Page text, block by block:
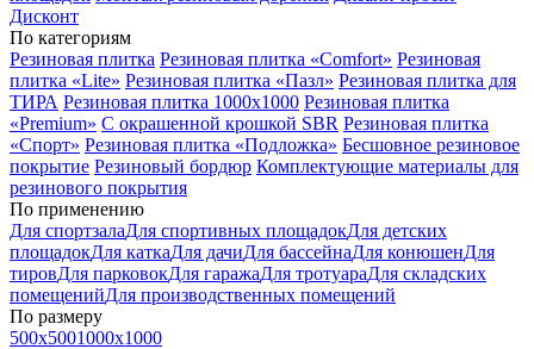
Дисконт
По категориям
Резиновая плитка Резиновая плитка «Comfort» Резиновая
плитка «Lite» Резиновая плитка «Пазл» Резиновая плитка для
ТИРА Резиновая плитка 1000x1000 Резиновая плитка
«Premium» С окрашенной крошкой SBR Резиновая плитка
«Спорт» Резиновая плитка «Подложка» Бесшовное резиновое
покрытие Резиновый бордюр Комплектующие материалы для
резинового покрытия
По применению
Для спортзалаДля спортивных площадокДля детских
площадокДля каткаДля дачиДля бaссейнаДля конюшенДля
тировДля парковокДля гаражаДля тротуараДля складских
помещенийДля производственных помещений
По размеру
500x5001000x1000